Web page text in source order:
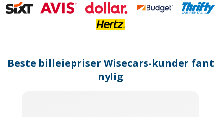
to
get
changing
Beste billeiepriser Wisecars-kunder fant
nylig